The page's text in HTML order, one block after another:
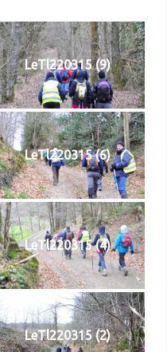
LeTl220315 (9)
LeTl220315 (6)
LeTl220315 (4)
LeTl220315 (2)